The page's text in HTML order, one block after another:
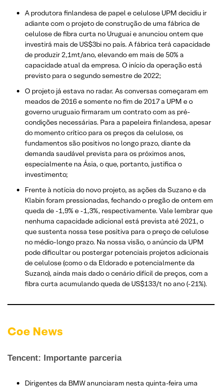
A produtora finlandesa de papel e celulose UPM decidiu ir
adiante com o projeto de construção de uma fábrica de
celulose de fibra curta no Uruguai e anunciou ontem que
investirá mais de US$3bi no país. A fábrica terá capacidade
de produzir 2,1mt/ano, elevando em mais de 50% a
capacidade atual da empresa. O início da operação está
previsto para o segundo semestre de 2022;
O projeto já estava no radar. As conversas começaram em
meados de 2016 e somente no fim de 2017 a UPM e o
governo uruguaio firmaram um contrato com as pré-
condições necessárias. Para a papeleira finlandesa, apesar
do momento crítico para os preços da celulose, os
fundamentos são positivos no longo prazo, diante da
demanda saudável prevista para os próximos anos,
especialmente na Ásia, o que, portanto, justifica o
investimento;
Frente à notícia do novo projeto, as ações da Suzano e da
Klabin foram pressionadas, fechando o pregão de ontem em
queda de -1,9% e -1,3%, respectivamente. Vale lembrar que
nenhuma capacidade adicional está prevista até 2021, o
que sustenta nossa tese positiva para o preço de celulose
no médio-longo prazo. Na nossa visão, o anúncio da UPM
pode dificultar ou postergar potenciais projetos adicionais
de celulose (como o da Eldorado e potencialmente da
Suzano), ainda mais dado o cenário difícil de preços, com a
fibra curta acumulando queda de US$133/t no ano (-21%).
Coe News
Tencent: Importante parceria
Dirigentes da BMW anunciaram nesta quinta-feira uma